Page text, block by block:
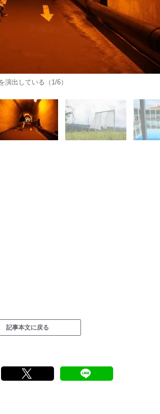
出している（1/6）
記事本文に戻る